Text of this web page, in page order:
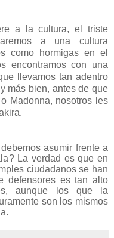
a la cultura, el triste
a una cultura
como hormigas en el
encontramos con una
llevamos tan adentro
más bien, antes de que
Madonna, nosotros les
asumir frente a
La verdad es que en
ciudadanos se han
defensores es tan alto
aunque los que la
son los mismos